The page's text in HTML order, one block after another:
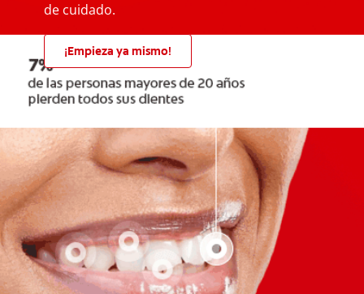
de cuidado.
¡Empieza ya mismo!